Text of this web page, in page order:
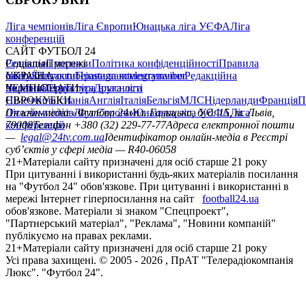
Ліга чемпіонівЛіга ЄвропиЮнацька ліга УЄФАЛіга
конференцій
САЙТ ФУТБОЛ 24
РедакціяПрогнозиПолітика конфіденційностіПравила
сайтуКонтактиПравила коментуванняРедакційна
політикаСтруктура власності
Соціальні мережі
facebookxyoutubeinstagramtelegramviber
УКРАЇНА
УкраїнаПерша лігаДруга ліга
ЧЕМПІОНАТИ
НімеччинаІспаніяАнгліяІталіяБельгіяМЛСНідерландиФранція
ЄВРОКУБКИ
Ліга чемпіонівЛіга ЄвропиЮнацька ліга УЄФАЛіга
конференцій
Онлайн-медіа «Футбол 24»пл. Галицька, буд. 15, м. Львів,
79008Телефон +380 (32) 229-77-77Адреса електронної пошти
— legal@24tv.com.uaІдентифікатор онлайн-медіа в Реєстрі
суб’єктів у сфері медіа — R40-06058
21+Матеріали сайту призначені для осіб старше 21 року
При цитуванні і використанні будь-яких матеріалів посилання
на "Футбол 24" обов'язкове. При цитуванні і використанні в
мережі Інтернет гіперпосилання на сайт
football24.ua
обов'язкове. Матеріали зі знаком "Спецпроект",
"Партнерський матеріал", "Реклама", "Новини компаній"
публікуємо на правах реклами.
21+Матеріали сайту призначені для осіб старше 21 року
Усi права захищенi. © 2005 - 2026 , ПрАТ "Телерадіокомпанія
Люкс". "Футбол 24".